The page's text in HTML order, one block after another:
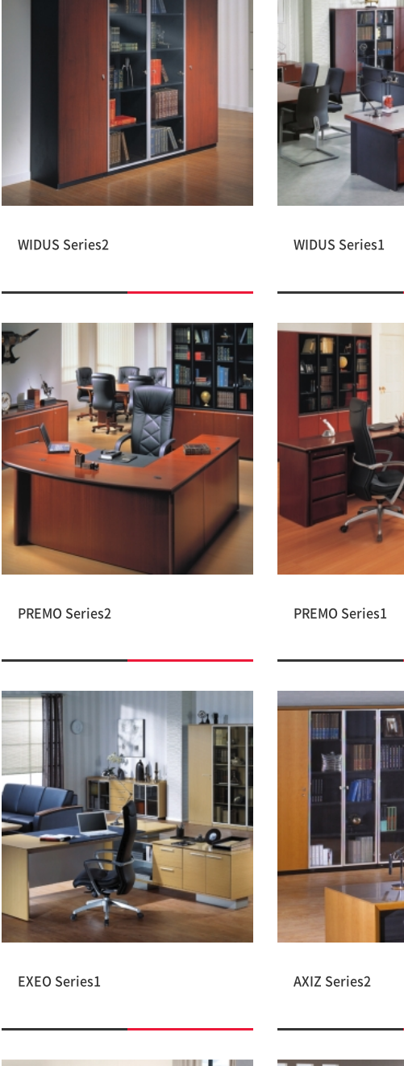
WIDUS Series2 WIDUS Series1
PREMO Series2 PREMO Series1
EXEO Series1 AXIZ Series2